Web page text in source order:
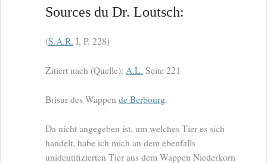
Sources du Dr. Loutsch:
(S.A.R. I, P. 228)
Zitiert nach (Quelle): A.L. Seite 221
Brisur des Wappen de Berbourg.
Da nicht angegeben ist, um welches Tier es sich
handelt, habe ich mich an dem ebenfalls
unidentifizierten Tier aus dem Wappen Niederkorn